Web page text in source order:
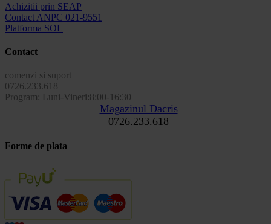
Achizitii prin SEAP
Contact ANPC 021-9551
Platforma SOL
Contact
comenzi si suport
0726.233.618
Program: Luni-Vineri:8:00-16:30
Magazinul Dacris
0726.233.618
Forme de plata